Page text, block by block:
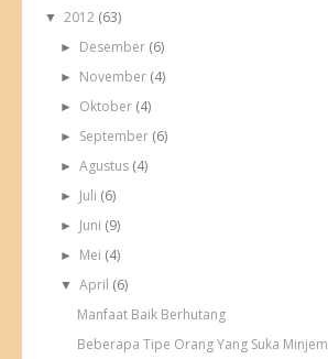
▼ 2012 (63)
► Desember (6)
► November (4)
► Oktober (4)
► September (6)
►Agustus (4)
► Juli (6)
► Juni (9)
► Mei (4)
▼April (6)
Manfaat Baik Berhutang
Beberapa Tipe Orang Yang Suka Minjem